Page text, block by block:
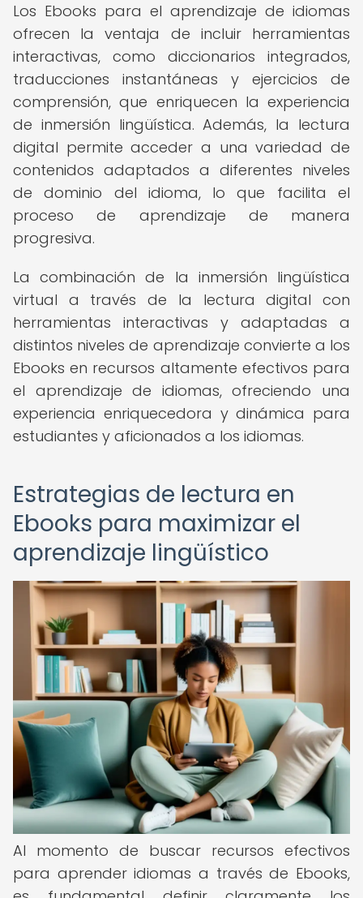
Los Ebooks para el aprendizaje de idiomas
ofrecen la ventaja de incluir herramientas
interactivas, como diccionarios integrados,
traducciones instantáneas y ejercicios de
comprensión, que enriquecen la experiencia
de inmersión lingüística. Además, la lectura
digital permite acceder a una variedad de
contenidos adaptados a diferentes niveles
de dominio del idioma, lo que facilita el
proceso de aprendizaje de manera
progresiva.
La combinación de la inmersión lingüística
virtual a través de la lectura digital con
herramientas interactivas y adaptadas a
distintos niveles de aprendizaje convierte a los
Ebooks en recursos altamente efectivos para
el aprendizaje de idiomas, ofreciendo una
experiencia enriquecedora y dinámica para
estudiantes y aficionados a los idiomas.
Estrategias de lectura en
Ebooks para maximizar el
aprendizaje lingüístico
Al momento de buscar recursos efectivos
para aprender idiomas a través de Ebooks,